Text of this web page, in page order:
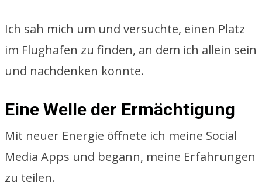
Ich sah mich um und versuchte, einen Platz
im Flughafen zu finden, an dem ich allein sein
und nachdenken konnte.
Eine Welle der Ermächtigung
Mit neuer Energie öffnete ich meine Social
Media Apps und begann, meine Erfahrungen
zu teilen.